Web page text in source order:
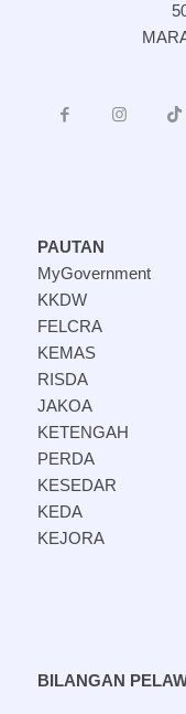
PAUTAN
MyGovernment
KKDW
FELCRA
KEMAS
RISDA
JAKOA
KETENGAH
PERDA
KESEDAR
KEDA
KEJORA
BILANGAN